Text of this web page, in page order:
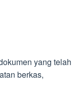
yang telah
berkas,